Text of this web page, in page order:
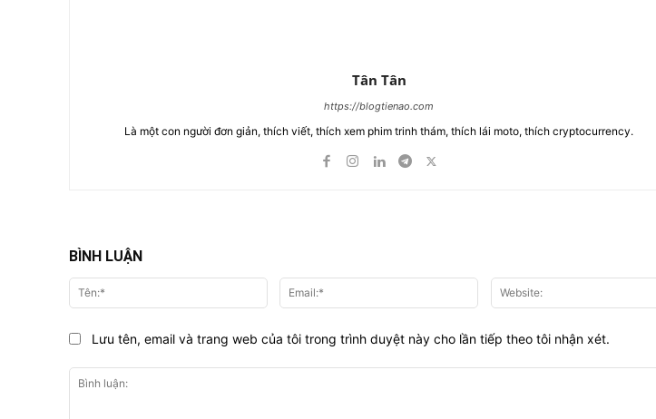
Tân Tân
https://blogtienao.com
Là một con người đơn giản, thích viết, thích xem phim trinh thám, thích lái moto, thích cryptocurrency.
BÌNH LUẬN
Tên:* Email:*
Lưu tên, email và trang web của tôi trong trình duyệt này cho lần tiếp theo tôi nhận xét.